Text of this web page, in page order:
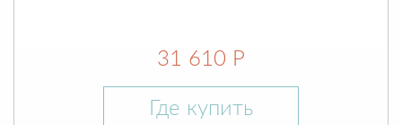
31 610 Р
Где купить